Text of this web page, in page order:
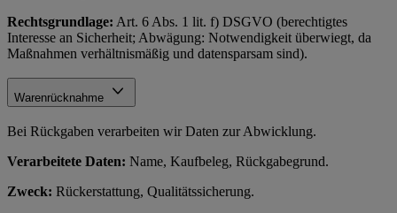
Rechtsgrundlage: Art. 6 Abs. 1 lit. f) DSGVO (berechtigtes
Interesse an Sicherheit; Abwägung: Notwendigkeit überwiegt, da
Maßnahmen verhältnismäßig und datensparsam sind).
Warenrücknahme
Bei Rückgaben verarbeiten wir Daten zur Abwicklung.
Verarbeitete Daten: Name, Kaufbeleg, Rückgabegrund.
Zweck: Rückerstattung, Qualitätssicherung.